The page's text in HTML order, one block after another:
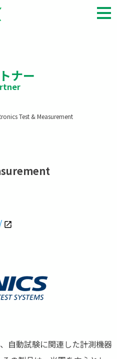
ナー
Test & Measurement
自動試験に関連した計測機器